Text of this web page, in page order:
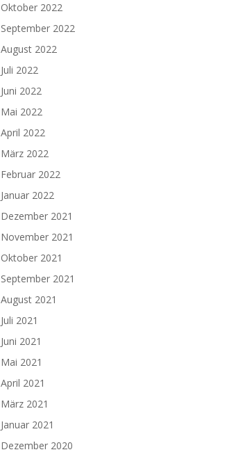
Oktober 2022
September 2022
August 2022
Juli 2022
Juni 2022
Mai 2022
April 2022
März 2022
Februar 2022
Januar 2022
Dezember 2021
November 2021
Oktober 2021
September 2021
August 2021
Juli 2021
Juni 2021
Mai 2021
April 2021
März 2021
Januar 2021
Dezember 2020